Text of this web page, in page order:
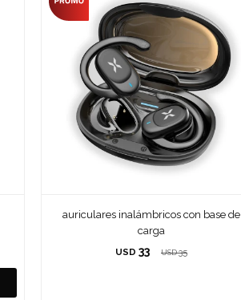
auriculares inalámbricos con base de
carga
USD 33 USD 35